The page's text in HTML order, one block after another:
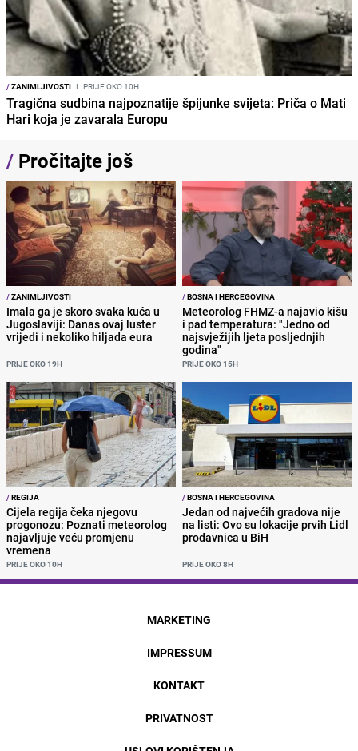
/ZANIMLJIVOSTI I PRIJE OKO 10H
Tragična sudbina najpoznatije špijunke svijeta: Priča o Mati
Hari koja je zavarala Europu
/ Pročitajte još
/ZANIMLJIVOSTI
Imala ga je skoro svaka kuća u
Jugoslaviji: Danas ovaj luster
vrijedi i nekoliko hiljada eura
PRIJE OKO 19H
/BOSNA I HERCEGOVINA
Meteorolog FHMZ-a najavio kišu
i pad temperatura: "Jedno od
najsvježijih ljeta posljednjih
godina"
PRIJE OKO 15H
/REGIJA
Cijela regija čeka njegovu
progonozu: Poznati meteorolog
najavljuje veću promjenu
vremena
PRIJE OKO 10H
/BOSNA I HERCEGOVINA
Jedan od najvećih gradova nije
na listi: Ovo su lokacije prvih Lidl
prodavnica u BiH
PRIJE OKO 8H
MARKETING
IMPRESSUM
KONTAKT
PRIVATNOST